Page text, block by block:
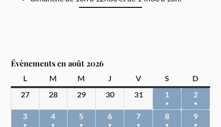
Évènements en août 2026
L M M J V S
D
27
28 29 30 31 1
●
2
●
3
●
4
●
5
●
6
●
7
●
8
●
9
●